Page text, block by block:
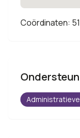
Coördinaten: